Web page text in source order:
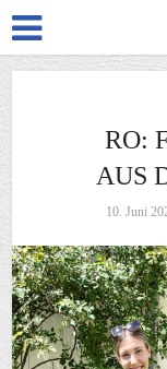
RO:
AUS
10. Juni